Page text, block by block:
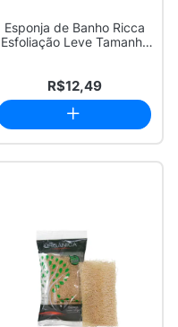
Esponja de Banho Ricca
Esfoliação Leve Tamanho
R$12,49